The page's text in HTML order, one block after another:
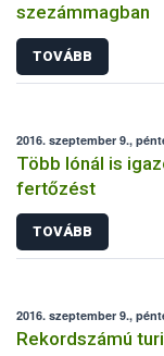
szezámmagban
TOVÁBB
2016. szeptember 9.,
Több lónál is
fertőzést
TOVÁBB
2016. szeptember 9.,
Rekordszámú